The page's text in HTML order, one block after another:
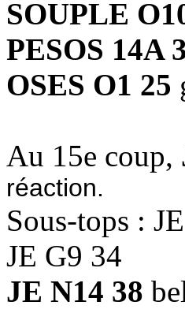
SOUPLE
PESOS 14A
OSES O1 25
Au 15e coup,
réaction.
Sous-tops :
JE G9 34
JE N14 38